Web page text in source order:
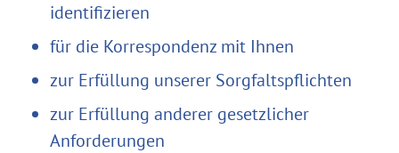
identifizieren
für die Korrespondenz mit Ihnen
zur Erfüllung unserer Sorgfaltspflichten
zur Erfüllung anderer gesetzlicher
Anforderungen